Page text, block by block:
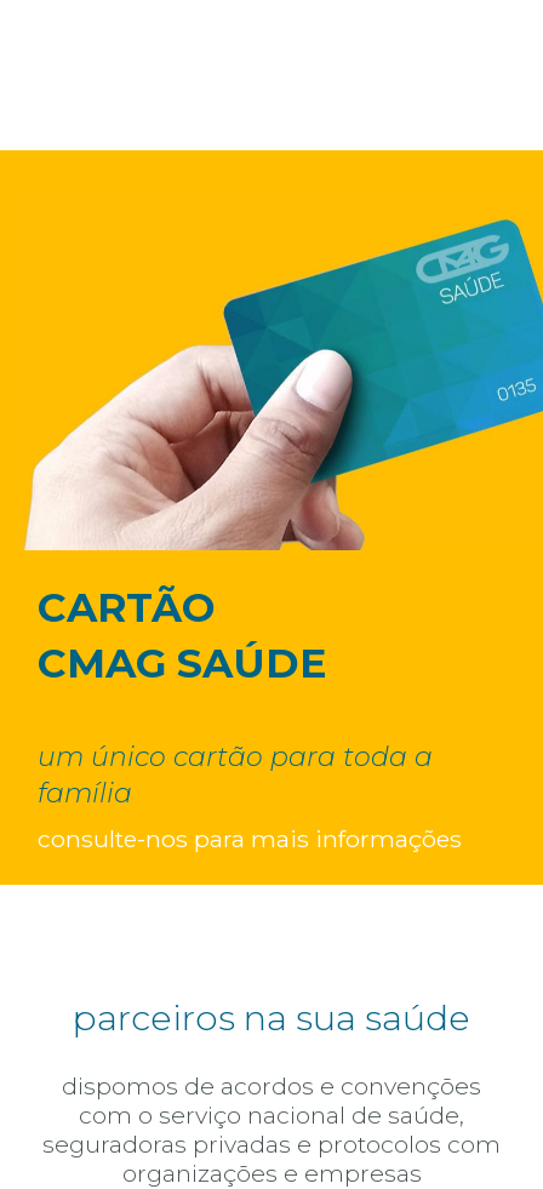
CARTÃO
CMAG SAÚDE
um único cartão para toda a
família
consulte-nos para mais informações
parceiros na sua saúde
dispomos de acordos e convenções
com o serviço nacional de saúde,
seguradoras privadas e protocolos com
organizações e empresas